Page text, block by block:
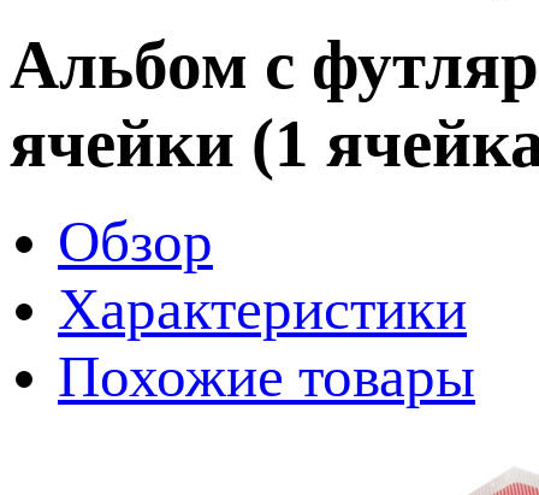
Альбом с
ячейки (1
Обзор
Характеристики
Похожие товары